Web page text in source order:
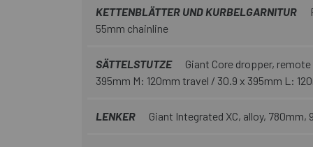
KETTENBLÄTTER UND KURBELGARNITUR
55mm chainline
SÄTTELSTUTZE
Giant Core dropper,
395mm M: 120mm travel / 30.9 x 395mm L:
LENKER Giant Integrated XC, alloy, 780mm,